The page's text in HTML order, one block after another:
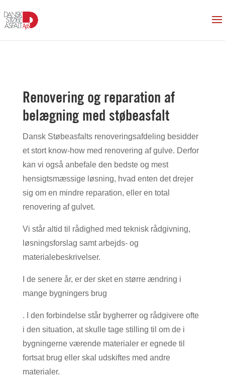
Renovering og reparation af
belægning med støbeasfalt
Dansk Støbeasfalts renoveringsafdeling besidder
et stort know-how med renovering af gulve. Derfor
kan vi også anbefale den bedste og mest
hensigtsmæssige løsning, hvad enten det drejer
sig om en mindre reparation, eller en total
renovering af gulvet.
Vi står altid til rådighed med teknisk rådgivning,
løsningsforslag samt arbejds- og
materialebeskrivelser.
I de senere år, er der sket en større ændring i
mange bygningers brug
. I den forbindelse står bygherrer og rådgivere ofte
i den situation, at skulle tage stilling til om de i
bygningerne værende materialer er egnede til
fortsat brug eller skal udskiftes med andre
materialer.